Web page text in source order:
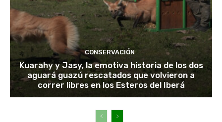
CONSERVACIÓN
Kuarahy y Jasy, la emotiva historia de los dos
aguará guazú rescatados que volvieron a
correr libres en los Esteros del Iberá